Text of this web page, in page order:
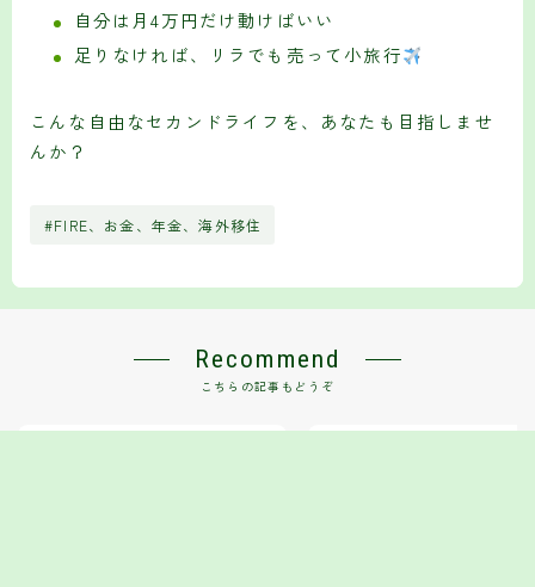
自分は月4万円だけ動けばいい
足りなければ、リラでも売って小旅行
こんな自由なセカンドライフを、あなたも目指しませ
んか？
#FIRE、お金、年金、海外移住
Recommend
こちらの記事もどうぞ